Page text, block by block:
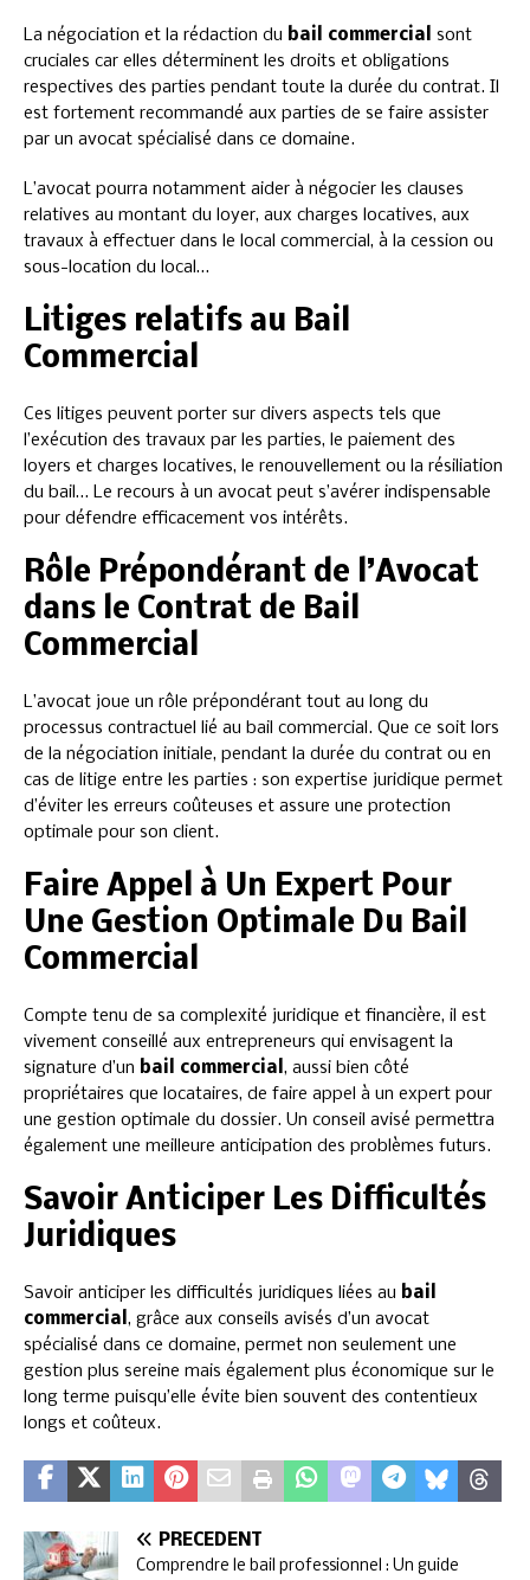
La négociation et la rédaction du bail commercial
sont
cruciales car elles déterminent les droits et obligations
respectives des parties pendant toute la durée du contrat. Il
est fortement recommandé aux parties de se faire assister
par un avocat spécialisé dans ce domaine.
L’avocat pourra notamment aider à négocier les clauses
relatives au montant du loyer, aux charges locatives, aux
travaux à effectuer dans le local commercial, à la cession ou
sous-location du local…
Litiges relatifs au Bail
Commercial
Ces litiges peuvent porter sur divers aspects tels que
l’exécution des travaux par les parties, le paiement des
loyers et charges locatives, le renouvellement ou la résiliation
du bail… Le recours à un avocat peut s’avérer indispensable
pour défendre efficacement vos intérêts.
Rôle Prépondérant de l’Avocat
dans le Contrat de Bail
Commercial
L’avocat joue un rôle prépondérant tout au long du
processus contractuel lié au bail commercial. Que ce soit lors
de la négociation initiale, pendant la durée du contrat ou en
cas de litige entre les parties : son expertise juridique permet
d’éviter les erreurs coûteuses et assure une protection
optimale pour son client.
Faire Appel à Un Expert Pour
Une Gestion Optimale Du Bail
Commercial
Compte tenu de sa complexité juridique et financière, il est
vivement conseillé aux entrepreneurs qui envisagent la
signature d’un bail commercial , aussi bien côté
propriétaires que locataires, de faire appel à un expert pour
une gestion optimale du dossier. Un conseil avisé permettra
également une meilleure anticipation des problèmes futurs.
Savoir Anticiper Les Difficultés
Juridiques
Savoir anticiper les difficultés juridiques liées au bail
commercial , grâce aux conseils avisés d’un avocat
spécialisé dans ce domaine, permet non seulement une
gestion plus sereine mais également plus économique sur le
long terme puisqu’elle évite bien souvent des contentieux
longs et coûteux.
PRÉCÉDENT
Comprendre le bail professionnel : Un guide